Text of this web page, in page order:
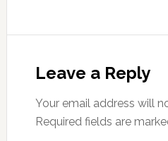
Interactions
Leave a Reply
Your email address will
Required fields are